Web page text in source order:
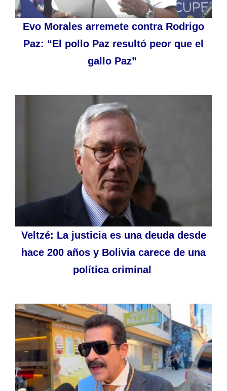
Evo Morales arremete contra Rodrigo
Paz: “El pollo Paz resultó peor que el
gallo Paz”
Veltzé: La justicia es una deuda desde
hace 200 años y Bolivia carece de una
política criminal